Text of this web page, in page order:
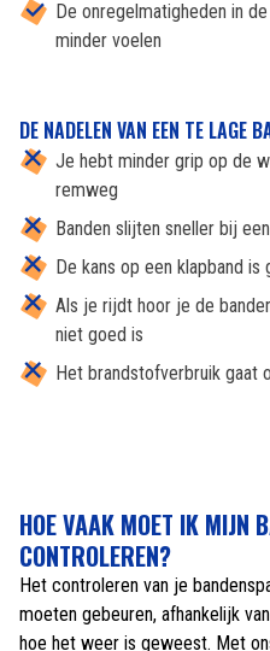
De onregelmatigheden in
minder voelen
DE NADELEN VAN EEN TE LAGE
Je hebt minder grip op de
remweg
Banden slijten sneller bij
De kans op een klapband is
Als je rijdt hoor je de
niet goed is
Het brandstofverbruik gaat
HOE VAAK MOET IK MIJN
CONTROLEREN?
Het controleren van je
moeten gebeuren, afhankelijk
hoe het weer is geweest. Met